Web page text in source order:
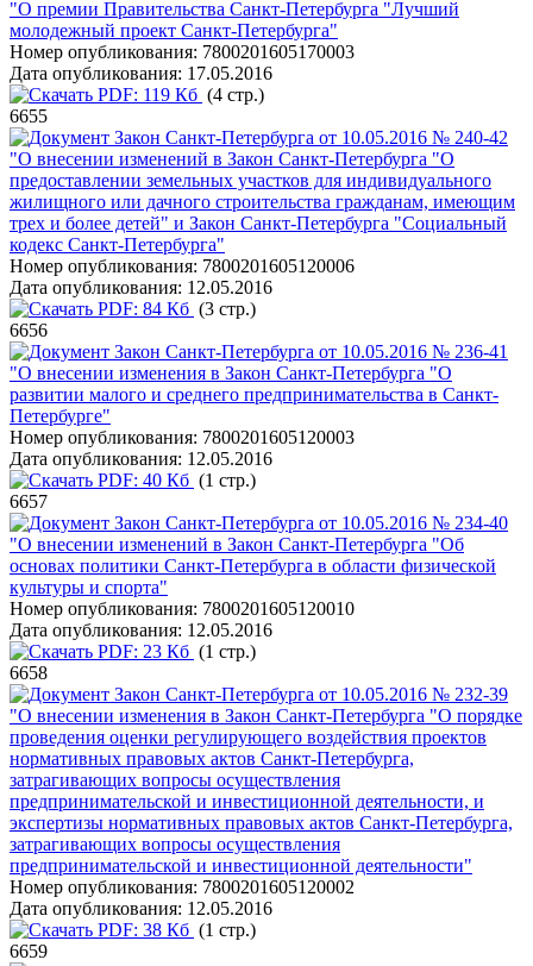
"О премии Правительства Санкт-Петербурга "Лучший
молодежный проект Санкт-Петербурга"
Номер опубликования: 7800201605170003
Дата опубликования: 17.05.2016
PDF: 119 Кб (4 стр.)
6655
Закон Санкт-Петербурга от 10.05.2016 № 240-42
"О внесении изменений в Закон Санкт-Петербурга "О
предоставлении земельных участков для индивидуального
жилищного или дачного строительства гражданам, имеющим
трех и более детей" и Закон Санкт-Петербурга "Социальный
кодекс Санкт-Петербурга"
Номер опубликования: 7800201605120006
Дата опубликования: 12.05.2016
PDF: 84 Кб (3 стр.)
6656
Закон Санкт-Петербурга от 10.05.2016 № 236-41
"О внесении изменения в Закон Санкт-Петербурга "О
развитии малого и среднего предпринимательства в Санкт-
Петербурге"
Номер опубликования: 7800201605120003
Дата опубликования: 12.05.2016
PDF: 40 Кб (1 стр.)
6657
Закон Санкт-Петербурга от 10.05.2016 № 234-40
"О внесении изменений в Закон Санкт-Петербурга "Об
основах политики Санкт-Петербурга в области физической
культуры и спорта"
Номер опубликования: 7800201605120010
Дата опубликования: 12.05.2016
PDF: 23 Кб (1 стр.)
6658
Закон Санкт-Петербурга от 10.05.2016 № 232-39
"О внесении изменения в Закон Санкт-Петербурга "О порядке
проведения оценки регулирующего воздействия проектов
нормативных правовых актов Санкт-Петербурга,
затрагивающих вопросы осуществления
предпринимательской и инвестиционной деятельности, и
экспертизы нормативных правовых актов Санкт-Петербурга,
затрагивающих вопросы осуществления
предпринимательской и инвестиционной деятельности"
Номер опубликования: 7800201605120002
Дата опубликования: 12.05.2016
PDF: 38 Кб (1 стр.)
6659